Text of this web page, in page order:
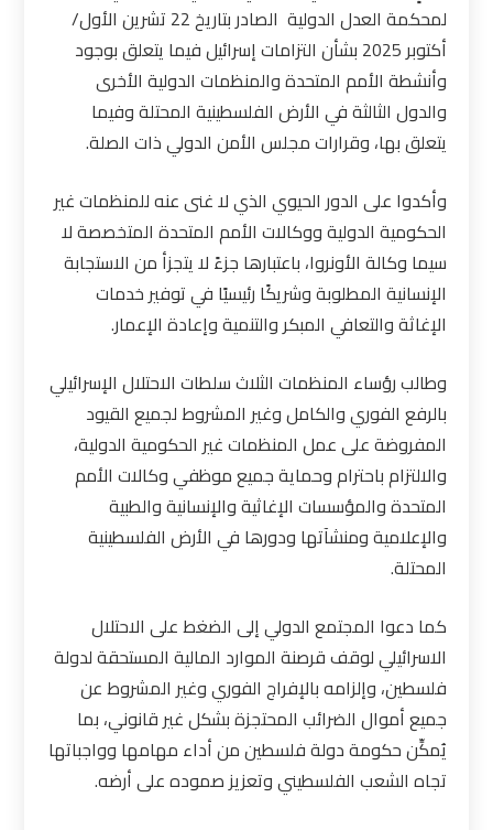
لمحكمة العدل الدولية الصادر بتاريخ 22 تشرين الأول/
أكتوبر 2025 بشأن التزامات إسرائيل فيما يتعلق بوجود
وأنشطة الأمم المتحدة والمنظمات الدولية الأخرى
والدول الثالثة في الأرض الفلسطينية المحتلة وفيما
يتعلق بها، وقرارات مجلس الأمن الدولي ذات الصلة.
وأكدوا على الدور الحيوي الذي لا غنى عنه للمنظمات غير
الحكومية الدولية ووكالات الأمم المتحدة المتخصصة لا
سيما وكالة الأونروا، باعتبارها جزءً لا يتجزأ من الاستجابة
الإنسانية المطلوبة وشريكًا رئيسيًا في توفير خدمات
الإغاثة والتعافي المبكر والتنمية وإعادة الإعمار.
وطالب رؤساء المنظمات الثلاث سلطات الاحتلال الإسرائيلي
بالرفع الفوري والكامل وغير المشروط لجميع القيود
المفروضة على عمل المنظمات غير الحكومية الدولية،
والالتزام باحترام وحماية جميع موظفي وكالات الأمم
المتحدة والمؤسسات الإغاثية والإنسانية والطبية
والإعلامية ومنشآتها ودورها في الأرض الفلسطينية
المحتلة.
كما دعوا المجتمع الدولي إلى الضغط على الاحتلال
الاسرائيلي لوقف قرصنة الموارد المالية المستحقة لدولة
فلسطين، وإلزامه بالإفراج الفوري وغير المشروط عن
جميع أموال الضرائب المحتجزة بشكل غير قانوني، بما
يُمكِّن حكومة دولة فلسطين من أداء مهامها وواجباتها
تجاه الشعب الفلسطيني وتعزيز صموده على أرضه.